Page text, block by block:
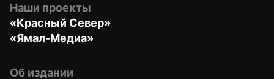
Наши проекты
«Красный Север»
«Ямал-Медиа»
Об издании